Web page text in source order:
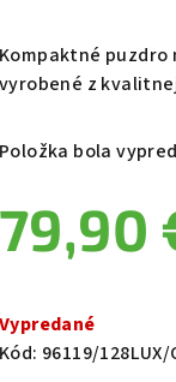
Kompaktné puzdro
vyrobené z
Položka bola
79,90
Vypredané
Kód: 96119/128LUX/